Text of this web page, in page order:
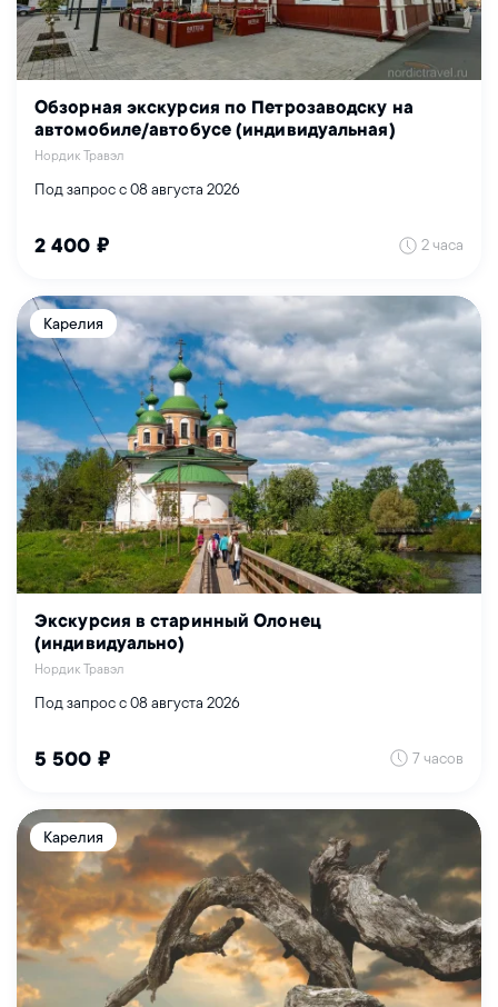
Обзорная экскурсия по Петрозаводску на
автомобиле/автобусе (индивидуальная)
Нордик Травэл
Под запрос с 08 августа 2026
2 400 ₽ 2 часа
Карелия
Экскурсия в старинный Олонец
(индивидуально)
Нордик Травэл
Под запрос с 08 августа 2026
5 500 ₽ 7 часов
Карелия